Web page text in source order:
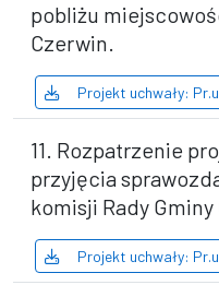
pobliżu
Czerwin.
Projekt uchwały:
11. Rozpatrzenie
przyjęcia
komisji Rady
Projekt uchwały: